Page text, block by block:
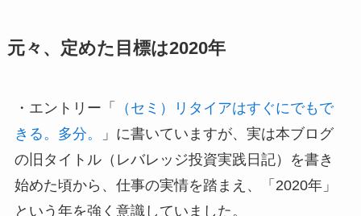
元々、定めた目標は2020年
・エントリー「
（セミ）リタイアはすぐにでもで
きる。多分。
」に書いていますが、実は本ブログ
の旧タイトル（レバレッジ投資実践日記）を書き
始めた頃から、仕事の実情を踏まえ、「2020年」
という年を強く意識していました。